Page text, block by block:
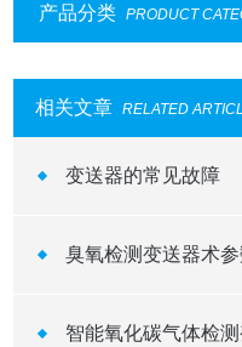
产品分类 PRODUCT
相关文章 RELATED
变送器的常见故障
臭氧检测变送器术
智能氧化碳气体检